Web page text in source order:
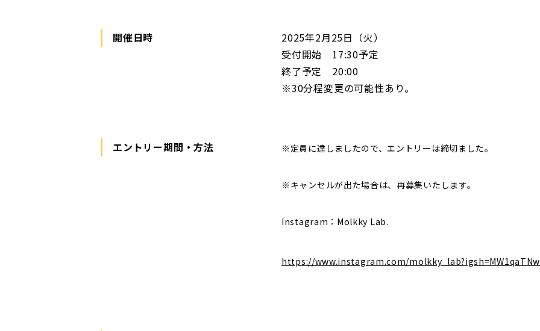
開催日時
2025年2月25日（火）
受付開始 17:30予定
終了予定 20:00
※30分程変更の可能性あり。
エントリー期間・方法 ※定員に達しましたので、エントリーは締切ました。
※キャンセルが出た場合は、再募集いたします。
Instagram：Molkky Lab.
https://www.instagram.com/